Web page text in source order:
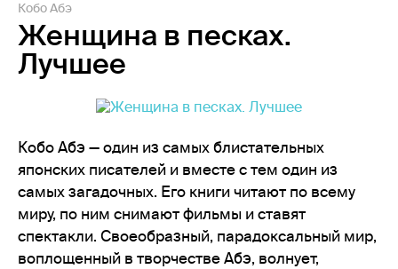
Кобо Абэ
Женщина в песках.
Лучшее
Кобо Абэ — один из самых блистательных
японских писателей и вместе с тем один из
самых загадочных. Его книги читают по всему
миру, по ним снимают фильмы и ставят
спектакли. Своеобразный, парадоксальный мир,
воплощенный в творчестве Абэ, волнует,